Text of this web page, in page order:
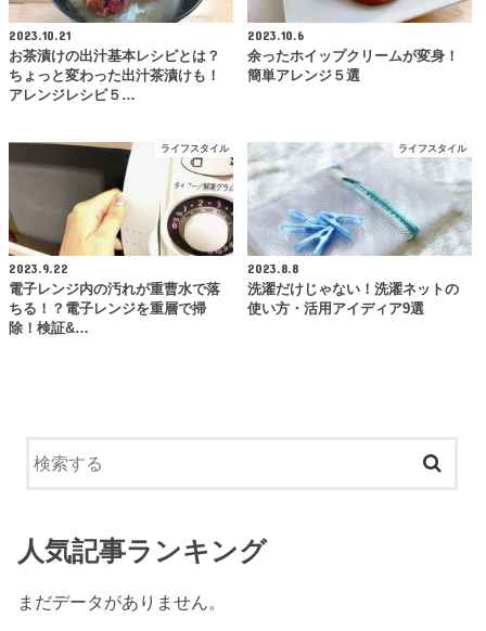
2023.10.21
お茶漬けの出汁基本レシピとは？
ちょっと変わった出汁茶漬けも！
アレンジレシピ５…
2023.10.6
余ったホイップクリームが変身！
簡単アレンジ５選
ライフスタイル
2023.9.22
電子レンジ内の汚れが重曹水で落
ちる！？電子レンジを重層で掃
除！検証&…
ライフスタイル
2023.8.8
洗濯だけじゃない！洗濯ネットの
使い方・活用アイディア9選
人気記事ランキング
まだデータがありません。